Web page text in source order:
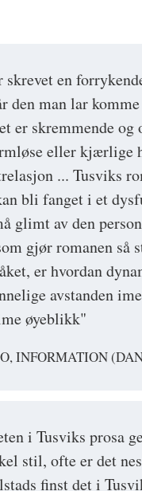
en
den man lar
er skremmende og
eller kjærlige
... Tusviks
bli fanget i et
glimt av den
gjør romanen så
er hvordan
avstanden
øyeblikk"
INFORMATION
i Tusviks prosa
stil, ofte er det
finst det i